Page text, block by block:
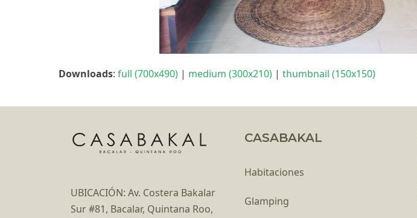
Downloads: full (700x490) | medium (300x210) | thumbnail (150x150)
UBICACIÓN: Av. Costera Bakalar
Sur #81, Bacalar, Quintana Roo,
CASABAKAL
Habitaciones
Glamping